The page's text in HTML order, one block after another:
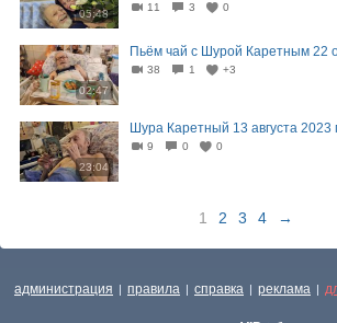
05:48
11 3 0
02:47
Пьём чай с Шурой Каретным 22
38 1 +3
23:04
Шура Каретный 13 августа 2023
9 0 0
1 2 3 4 →
администрация | правила | справка | реклама |